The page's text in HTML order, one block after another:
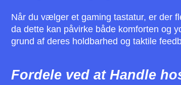
Når du vælger et gaming tastatur, er der
da dette kan påvirke både komforten og
grund af deres holdbarhed og taktile
Fordele ved at Handle